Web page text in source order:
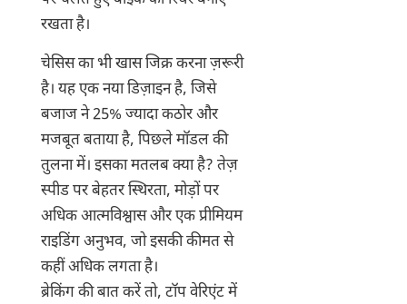
रखता है।
चेसिस का भी खास जिक्र करना ज़रूरी
है। यह एक नया डिज़ाइन है, जिसे
बजाज ने 25% ज्यादा कठोर और
मजबूत बताया है, पिछले मॉडल की
तुलना में। इसका मतलब क्या है? तेज़
स्पीड पर बेहतर स्थिरता, मोड़ों पर
अधिक आत्मविश्वास और एक प्रीमियम
राइडिंग अनुभव, जो इसकी कीमत से
कहीं अधिक लगता है।
ब्रेकिंग की बात करें तो, टॉप वेरिएंट में